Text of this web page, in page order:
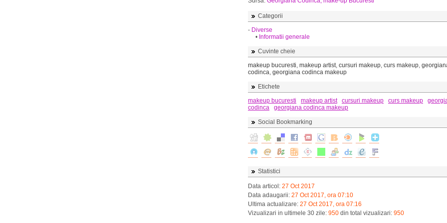
Categorii
- Diverse
• Informatii generale
Cuvinte cheie
makeup bucuresti, makeup artist, cursuri makeup, curs makeup,
codinca, georgiana codinca makeup
Etichete
makeup bucuresti
makeup artist cursuri makeup curs makeup
codinca
georgiana codinca makeup
Social Bookmarking
Statistici
Data articol: 27 Oct 2017
Data adaugarii: 27 Oct 2017, ora 07:10
Ultima actualizare: 27 Oct 2017, ora 07:16
Vizualizari in ultimele 30 zile: 950 din total vizualizari: 950